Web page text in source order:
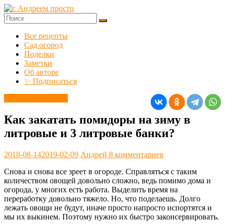
Перейти
к
содержимому
с
Андреем
просто
Добро
пожаловать!
Все рецепты
Сад огород
Поделки
Заметки
Об авторе
✨ Подписаться
Как закатать помидоры на зиму в
литровые и 3 литровые банки?
2018-08-142019-02-09 Андрей 8 комментариев
Снова и снова все зреет в огороде. Справляться с таким
количеством овощей довольно сложно, ведь помимо дома и
огорода, у многих есть работа. Выделить время на
переработку довольно тяжело. Но, что поделаешь. Долго
лежать овощи не будут, иначе просто напросто испортятся и
мы их выкинем. Поэтому нужно их быстро законсервировать.